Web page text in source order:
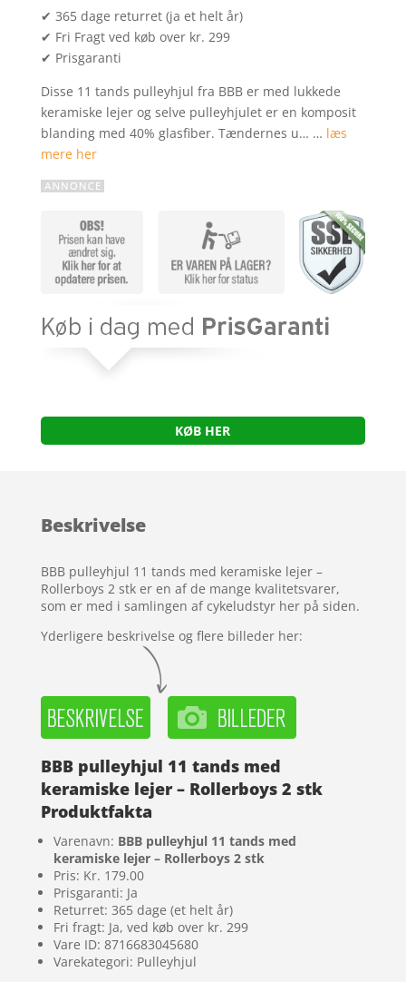
✔ 365 dage returret (ja et helt år)
✔ Fri Fragt ved køb over kr. 299
✔ Prisgaranti
Disse 11 tands pulleyhjul fra BBB er med lukkede
keramiske lejer og selve pulleyhjulet er en komposit
blanding med 40% glasfiber. Tændernes u… … læs
mere her
KØB HER
Beskrivelse
BBB pulleyhjul 11 tands med keramiske lejer –
Rollerboys 2 stk er en af de mange kvalitetsvarer,
som er med i samlingen af cykeludstyr her på siden.
Yderligere beskrivelse og flere billeder her:
BBB pulleyhjul 11 tands med
keramiske lejer – Rollerboys 2 stk
Produktfakta
Varenavn: BBB pulleyhjul 11 tands med
keramiske lejer – Rollerboys 2 stk
Pris: Kr. 179.00
Prisgaranti: Ja
Returret: 365 dage (et helt år)
Fri fragt: Ja, ved køb over kr. 299
Vare ID: 8716683045680
Varekategori: Pulleyhjul